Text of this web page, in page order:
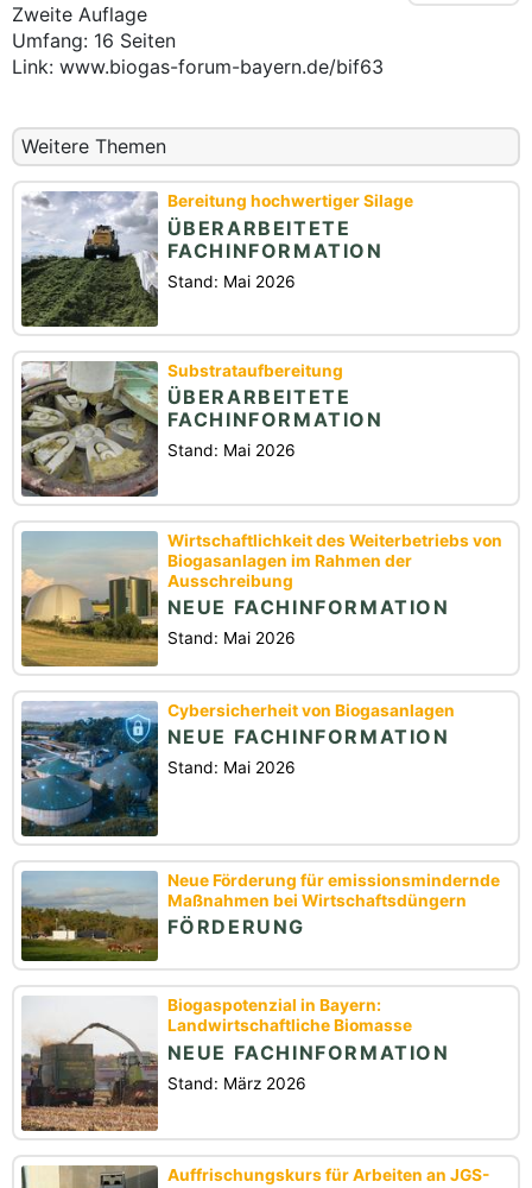
Zweite Auflage
Umfang: 16 Seiten
Link: www.biogas-forum-bayern.de/bif63
Weitere Themen
Bereitung hochwertiger Silage
ÜBERARBEITETE
FACHINFORMATION
Stand: Mai 2026
Substrataufbereitung
ÜBERARBEITETE
FACHINFORMATION
Stand: Mai 2026
Wirtschaftlichkeit des Weiterbetriebs von
Biogasanlagen im Rahmen der
Ausschreibung
NEUE FACHINFORMATION
Stand: Mai 2026
Cybersicherheit von Biogasanlagen
NEUE FACHINFORMATION
Stand: Mai 2026
Neue Förderung für emissionsmindernde
Maßnahmen bei Wirtschaftsdüngern
FÖRDERUNG
Biogaspotenzial in Bayern:
Landwirtschaftliche Biomasse
NEUE FACHINFORMATION
Stand: März 2026
Auffrischungskurs für Arbeiten an JGS-